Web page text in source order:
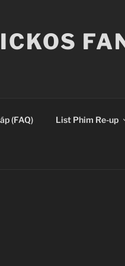
(FAQ) List Phim Re-up